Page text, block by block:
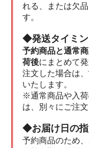
れる、または欠
す。
◆発送タイミ
予約商品と通常
荷後にまとめて発
注文した場合は、
いたします。
※通常商品や入
は、別々にご注文
◆お届け日の
予約商品のため、